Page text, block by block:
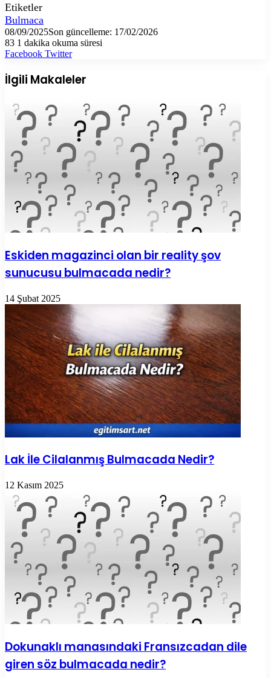
Etiketler
Bulmaca
08/09/2025Son güncelleme: 17/02/2026
83 1 dakika okuma süresi
Facebook TwitterLinkedIn
Tumblr
Pinterest
Reddit
VKontakte
E-
ile
paylaş
Yazdır
İlgili Makaleler
Eskiden magazinci olan bir reality şov
sunucusu bulmacada nedir?
14 Şubat 2025
Lak İle Cilalanmış Bulmacada Nedir?
12 Kasım 2025
Dokunaklı manasındaki Fransızcadan dile
giren söz bulmacada nedir?